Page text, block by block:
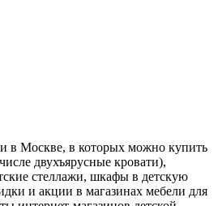
в Москве, в которых можно купить
двухъярусные кровати),
стеллажи, шкафы в детскую
и акции в магазинах мебели для